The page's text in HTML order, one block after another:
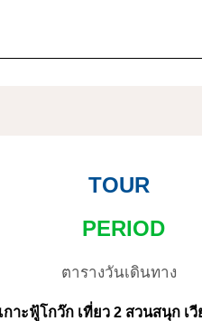
TOUR
PERIOD
ตารางวันเดินทาง
เกาะฟู้โกว๊ก เที่ยว 2 สวนสนุก เ